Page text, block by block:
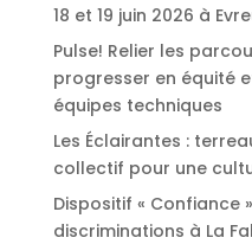
18 et 19 juin 2026 à
Pulse! Relier les
progresser en équité
équipes techniques
Les Éclairantes :
collectif pour une
Dispositif « Confiance
discriminations à La